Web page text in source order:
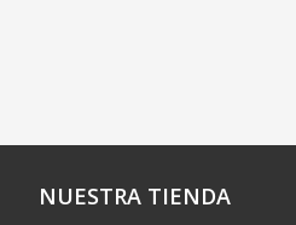
NUESTRA TIENDA